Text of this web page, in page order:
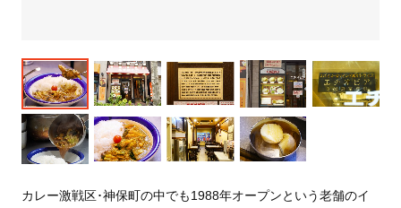
カレー激戦区･神保町の中でも1988年オープンという老舗のイ